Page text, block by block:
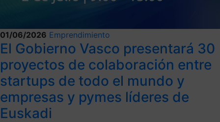
01/06/2026 Emprendimiento
El Gobierno Vasco presentará 30
proyectos de colaboración entre
startups de todo el mundo y
empresas y pymes líderes de
Euskadi